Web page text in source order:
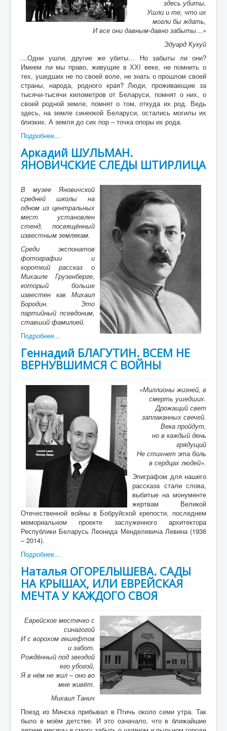
здесь убиты,
Ушли и те, что их
могли бы ждать,
И все они давным-давно забыты…»
Эдуард Кукуй
…Одни ушли, другие же убиты… Но забыты ли они?
Имеем ли мы право, живущие в ХХI веке, не помнить о
тех, ушедших не по своей воле, не знать о прошлом своей
страны, народа, родного края? Люди, проживающие за
тысячи-тысячи километров от Беларуси, помнят о них, о
своей родной земле, помнят о том, откуда их род. Ведь
здесь, на земле синеокой Беларуси, остались могилы их
близких. А земля до сих пор – точка опоры их рода.
Подробнее...
Аркадий ШУЛЬМАН.
ЯНОВИЧСКИЕ СЛЕДЫ ШТИРЛИЦА
В музее Яновичской
средней школы на
одном из центральных
мест установлен
стенд, посвящённый
известным землякам.
Среди экспонатов
фотографии и
короткий рассказ о
Михаиле Грузенберге,
который больше
известен как Михаил
Бородин. Это
партийный псевдоним,
ставший фамилией.
Подробнее...
Геннадий БЛАГУТИН. ВСЕМ НЕ
ВЕРНУВШИМСЯ С ВОЙНЫ
«Миллионы жизней, в
смерть ушедших.
Дрожащий свет
заплаканных свечей.
Века пройдут,
но в каждый день
грядущий
Не стихнет эта боль
в сердцах людей».
Эпиграфом для нашего
рассказа стали слова,
выбитые на монументе
жертвам Великой
Отечественной войны в Бобруйской крепости, последнем
мемориальном проекте заслуженного архитектора
Республики Беларусь Леонида Менделевича Левина (1936
– 2014).
Подробнее...
Наталья ОГОРЕЛЫШЕВА. САДЫ
НА КРЫШАХ, ИЛИ ЕВРЕЙСКАЯ
МЕЧТА У КАЖДОГО СВОЯ
Еврейское местечко с
синагогой
И с ворохом гешефтов
и забот.
Рождённый под звездой
его убогой,
Я в нём не жил – оно во
мне живёт.
Михаил Танич
Поезд из Минска прибывал в Птичь около семи утра. Так
было в моём детстве. И это означало, что в ближайшие